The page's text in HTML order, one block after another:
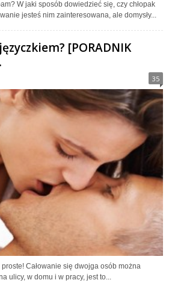
W jaki sposób dowiedzieć się, czy chłopak
jesteś nim zainteresowana, ale domysły...
[PORADNIK
35
Całowanie się dwojga osób można
ulicy, w domu i w pracy, jest to...